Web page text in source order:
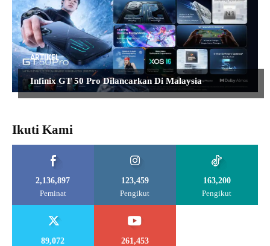
ARTIKEL
Infinix GT 50 Pro Dilancarkan Di Malaysia
Ikuti Kami
2,136,897
Peminat
123,459
Pengikut
163,200
Pengikut
89,072 261,453